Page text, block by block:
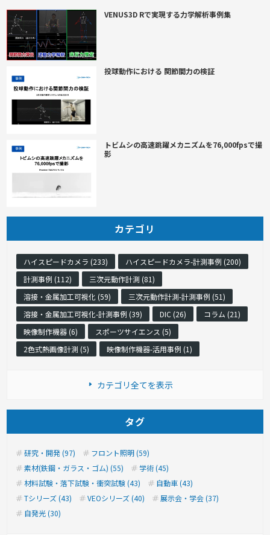
VENUS3D Rで実現する力学解析事例集
投球動作における 関節間力の検証
トビムシの高速跳躍メカニズムを76,000fpsで撮
影
カテゴリ
ハイスピードカメラ (233)
ハイスピードカメラ-計測事例 (200)
計測事例 (112)
三次元動作計測 (81)
溶接・金属加工可視化 (59)
三次元動作計測-計測事例 (51)
溶接・金属加工可視化-計測事例 (39)
DIC (26)
コラム (21)
映像制作機器 (6)
スポーツサイエンス (5)
2色式熱画像計測 (5)
映像制作機器-活用事例 (1)
カテゴリ全てを表示
タグ
研究・開発 (97)
フロント照明 (59)
素材(鉄鋼・ガラス・ゴム) (55)
学術 (45)
材料試験・落下試験・衝突試験 (43)
自動車 (43)
Tシリーズ (43)
VEOシリーズ (40)
展示会・学会 (37)
自発光 (30)